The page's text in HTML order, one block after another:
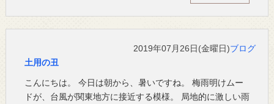
2019年07月26日(金曜日)ブログ
土用の丑
こんにちは。 今日は朝から、暑いですね。 梅雨明けムー
ドが、台風が関東地方に接近する模様。 局地的に激しい雨